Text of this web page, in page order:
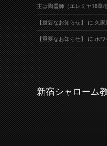
主は陶器師（エレミヤ18章/
【重要なお知らせ】に久家
【重要なお知らせ】にホワ
新宿シャローム